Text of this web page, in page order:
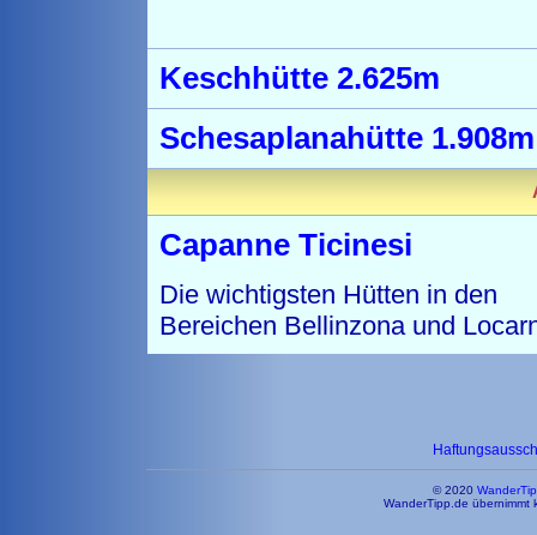
Keschhütte 2.625m
Schesaplanahütte 1.908m
Capanne Ticinesi
Die wichtigsten Hütten in den
Bereichen Bellinzona und
© 2020
WanderTipp.de übernimmt